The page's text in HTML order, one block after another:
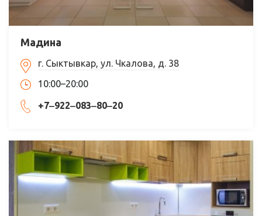
Мадина
г. Сыктывкар, ул. Чкалова, д. 38
10:00–20:00
+7‒922‒083‒80‒20